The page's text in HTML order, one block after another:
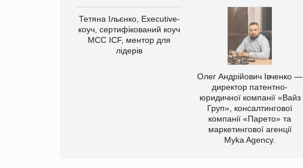
Тетяна Ільєнко, Executive-
коуч, сертифікований коуч
МСС ICF, ментор для
лідерів
Олег Андрійович Івченко —
директор патентно-
юридичної компанії «Вайз
Груп», консалтингової
компанії «Парето» та
маркетингової агенції
Myka Agency.